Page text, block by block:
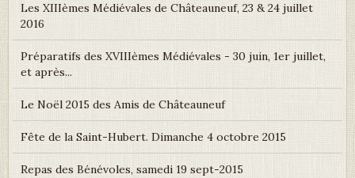
Les XIIIèmes Médiévales de Châteauneuf, 23 & 24 juillet
2016
Préparatifs des XVIIIèmes Médiévales - 30 juin, 1er juillet,
et après...
Le Noël 2015 des Amis de Châteauneuf
Fête de la Saint-Hubert. Dimanche 4 octobre 2015
Repas des Bénévoles, samedi 19 sept-2015